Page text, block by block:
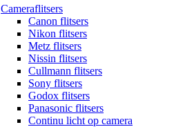
Cameraflitsers
Canon flitsers
Nikon flitsers
Metz flitsers
Nissin flitsers
Cullmann flitsers
Sony flitsers
Godox flitsers
Panasonic flitsers
Continu licht op camera